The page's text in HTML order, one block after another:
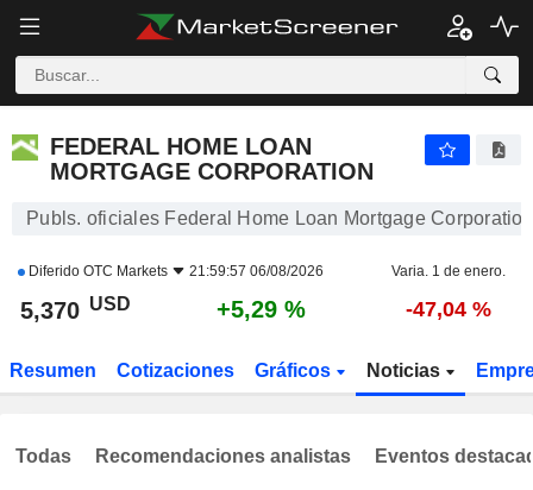
FEDERAL HOME LOAN
MORTGAGE CORPORATION
Publs. oficiales Federal Home Loan Mortgage Corporation
Diferido OTC Markets 21:59:57 06/08/2026 Varia. 1 de enero.
5,370 USD +5,29 % -47,04 %
Resumen Cotizaciones Gráficos Noticias
Todas Recomendaciones analistas Eventos